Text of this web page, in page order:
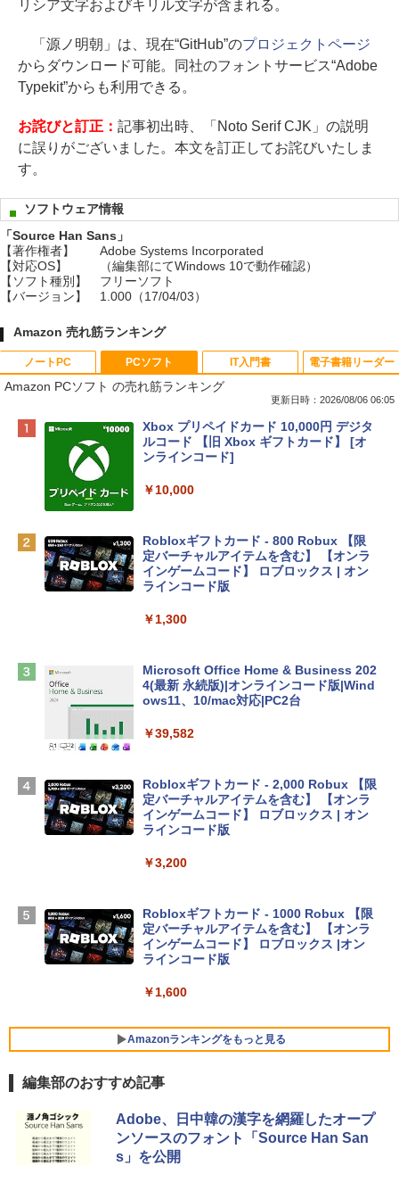
リシア文字およびキリル文字が含まれる。
「源ノ明朝」は、現在“GitHub”のプロジェクトページ
からダウンロード可能。同社のフォントサービス“Adobe
Typekit”からも利用できる。
お詫びと訂正： 記事初出時、「Noto Serif CJK」の説明
に誤りがございました。本文を訂正してお詫びいたしま
す。
ソフトウェア情報
「Source Han Sans」
【著作権者】
Adobe Systems Incorporated
【対応OS】
（編集部にてWindows 10で動作確認）
【ソフト種別】
フリーソフト
【バージョン】
1.000（17/04/03）
Amazon 売れ筋ランキング
ノートPC
Apple 2026 MacBook Neo A18 Proチッ
プ搭載13インチノートブック：AIとAppl
e Intelligenceのために設計、Liquid Ret
リ、512GB SSDストレージ、1080p Fac
￥137,800
ンケース Dell NEC Lavie ASUS HP dyna
￥2,952
13インチノートブック：AIとApple Intell
TB SSD、12MPセンターフレームカメ
ラ、Touch ID - スカイブルー + 3年延長
AppleCare+ for 13インチMacBook Air
(M5)|ダウンロード版
￥331,701
【Amazon.co.jp限定】 HP ノートパソコ
ン 15-fd 15.6インチ 16GBメモリ 512GB
SSD インテル Core 5
￥129,800
ersonal/Copilotキー搭載/Win 11/15.6型/
Core i5/16GB/SSD 512GB/ホワイト) FM
PCソフト
Amazon PCソフト の売れ筋ランキング
更新日時：2026/08/06 06:05
Xbox プリペイドカード 10,000円 デジタ
ルコード 【旧 Xbox ギフトカード】 [オ
ンラインコード]
￥10,000
Robloxギフトカード - 800 Robux 【限
定バーチャルアイテムを含む】 【オンラ
インゲームコード】 ロブロックス | オン
ラインコード版
￥1,300
Microsoft Office Home & Business 202
4(最新 永続版)|オンラインコード版|Wind
ows11、10/mac対応|PC2台
￥39,582
Robloxギフトカード - 2,000 Robux 【限
定バーチャルアイテムを含む】 【オンラ
インゲームコード】 ロブロックス | オン
ラインコード版
￥3,200
Robloxギフトカード - 1000 Robux 【限
定バーチャルアイテムを含む】 【オンラ
インゲームコード】 ロブロックス |オン
ラインコード版
￥1,600
Amazonランキングをもっと見る
IT入門書
生成AIパスポート公式テキスト 第４版
￥1,766
電子書籍リーダー
Amazon Kindle Paperwhite (16GB) 7イ
ンチディスプレイ、色調調節ライト、12
週間持続バッテリー、広告なし、ブラッ
ク
編集部のおすすめ記事
Adobe、日中韓の漢字を網羅したオープ
ンソースのフォント「Source Han San
s」を公開